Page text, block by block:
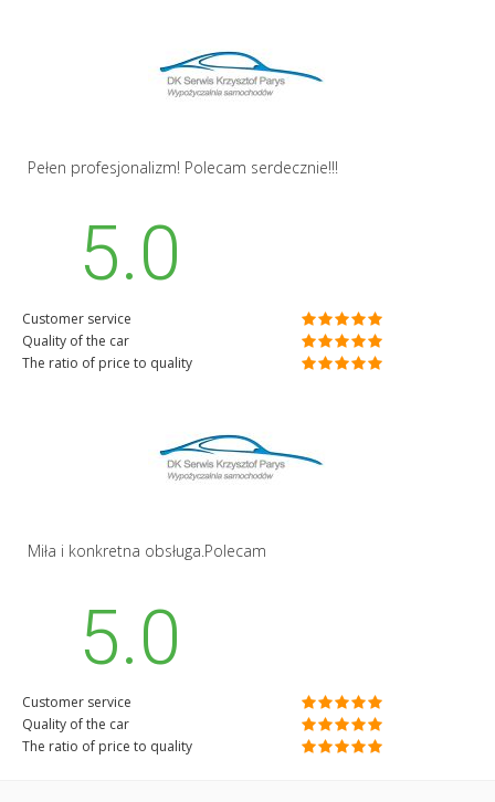
Pełen profesjonalizm! Polecam serdecznie!!!
5.0
Customer service
Quality of the car
The ratio of price to quality
Miła i konkretna obsługa.Polecam
5.0
Customer service
Quality of the car
The ratio of price to quality